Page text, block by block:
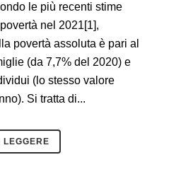
le più recenti stime
nel 2021[1],
povertà assoluta è pari al
(da 7,7% del 2020) e
(lo stesso valore
Si tratta di...